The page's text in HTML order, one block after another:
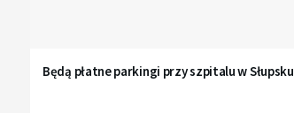
Będą płatne parkingi przy szpitalu w Słupsku